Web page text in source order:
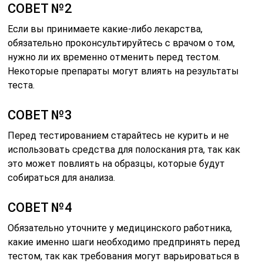
СОВЕТ №2
Если вы принимаете какие-либо лекарства,
обязательно проконсультируйтесь с врачом о том,
нужно ли их временно отменить перед тестом.
Некоторые препараты могут влиять на результаты
теста.
СОВЕТ №3
Перед тестированием старайтесь не курить и не
использовать средства для полоскания рта, так как
это может повлиять на образцы, которые будут
собираться для анализа.
СОВЕТ №4
Обязательно уточните у медицинского работника,
какие именно шаги необходимо предпринять перед
тестом, так как требования могут варьироваться в